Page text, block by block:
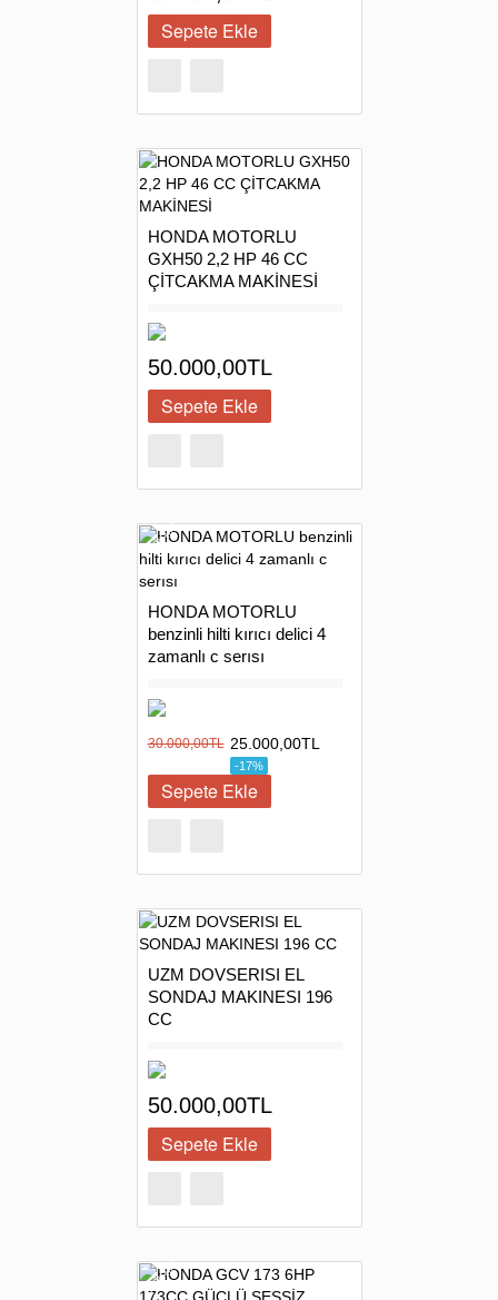
HONDA MOTORLU
GXH50 2,2 HP 46 CC
ÇİTCAKMA MAKİNESİ
50.000,00TL
HONDA MOTORLU
benzinli hilti kırıcı delici 4
zamanlı c serısı
30.000,00TL 25.000,00TL
-17%
INDIRIM
UZM DOVSERISI EL
SONDAJ MAKINESI 196
CC
50.000,00TL
INDIRIM